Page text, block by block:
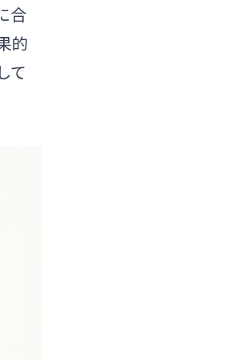
合
的
て